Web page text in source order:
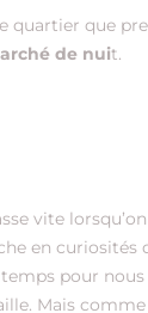
quartier que
de nuit.
vite
en curiosités
pour
Mais